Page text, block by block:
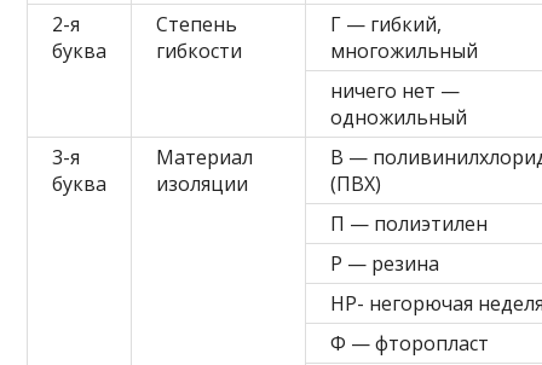
2-я
буква
Степень
гибкости
Г — гибкий,
многожильный
ничего нет —
одножильный
3-я
буква
Материал
изоляции
В —
(ПВХ)
П — полиэтилен
Р — резина
НР- негорючая
Ф — фторопласт